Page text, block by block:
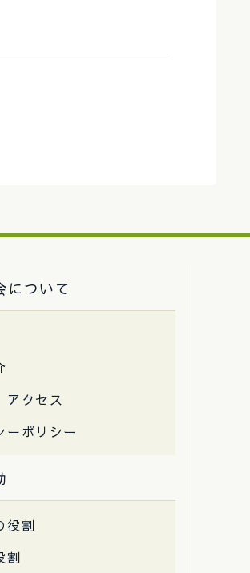
について
アクセス
ーポリシー
役割
割